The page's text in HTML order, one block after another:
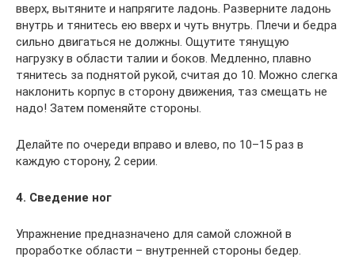
вверх, вытяните и напрягите ладонь. Разверните ладонь
внутрь и тянитесь ею вверх и чуть внутрь. Плечи и бедра
сильно двигаться не должны. Ощутите тянущую
нагрузку в области талии и боков. Медленно, плавно
тянитесь за поднятой рукой, считая до 10. Можно слегка
наклонить корпус в сторону движения, таз смещать не
надо! Затем поменяйте стороны.
Делайте по очереди вправо и влево, по 10–15 раз в
каждую сторону, 2 серии.
4. Сведение ног
Упражнение предназначено для самой сложной в
проработке области – внутренней стороны бедер.